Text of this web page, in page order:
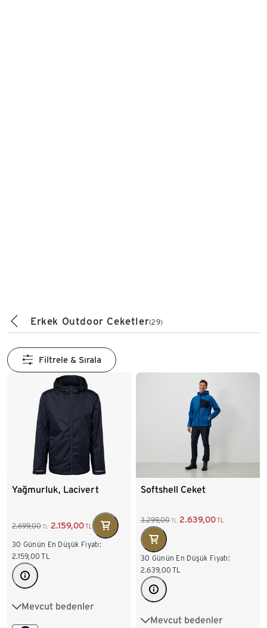
Erkek Outdoor Ceketler(29)
Filtrele & Sırala
Yağmurluk, Lacivert
2.699,00 TL 2.159,00TL
30 Günün En Düşük Fiyatı:
2.159,00 TL
Mevcut bedenler
XS S M L
Softshell Ceket
3.299,00 TL 2.639,00TL
30 Günün En Düşük Fiyatı:
2.639,00 TL
Mevcut bedenler
S 44/46 M 48/50